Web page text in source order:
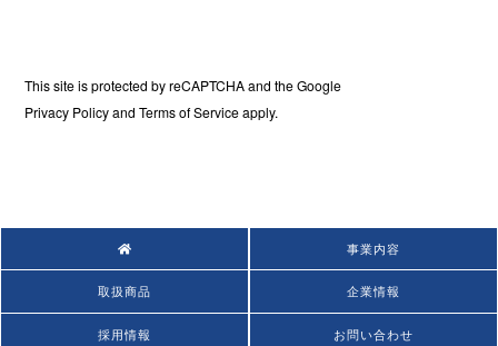
This site is protected by reCAPTCHA and the Google
Privacy PolicyandTerms of Serviceapply.
事業内容
取扱商品 企業情報
採用情報 お問い合わせ